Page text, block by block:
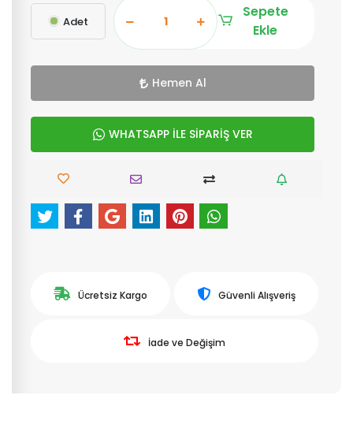
Adet
Sepete
Ekle
Hemen Al
WHATSAPP İLE SİPARİŞ VER
Ücretsiz Kargo Güvenli Alışveriş
İade ve Değişim